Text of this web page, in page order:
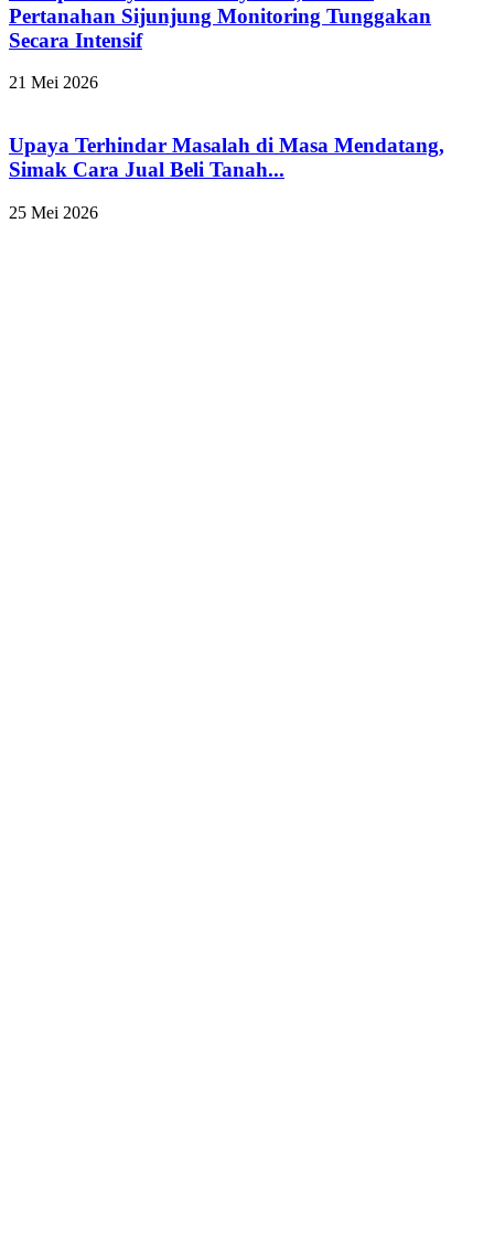
Pertanahan Sijunjung Monitoring Tunggakan
Secara Intensif
21 Mei 2026
Upaya Terhindar Masalah di Masa Mendatang,
Simak Cara Jual Beli Tanah...
25 Mei 2026